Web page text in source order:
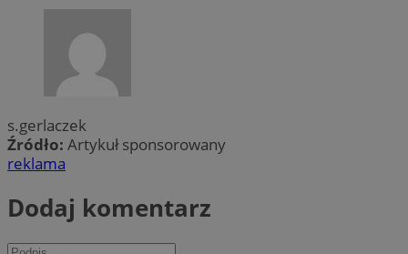
s.gerlaczek
Źródło: Artykuł sponsorowany
reklama
Dodaj komentarz